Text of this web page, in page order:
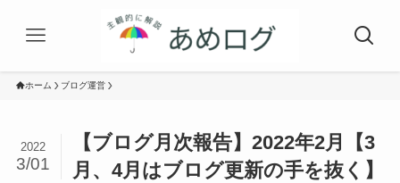
ホーム ブログ運営
【ブログ月次報告】2022年2月【3
月、4月はブログ更新の手を抜く】
2022
3/01